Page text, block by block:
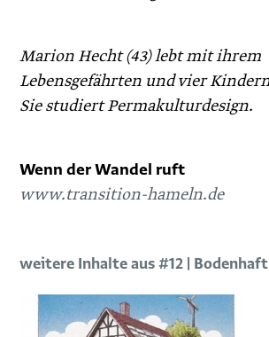
Marion Hecht (43) lebt mit ihrem
Lebensgefährten und vier
Sie studiert Permakulturdesign.
Wenn der Wandel ruft
www.transition-hameln.de
weitere Inhalte aus #12 |